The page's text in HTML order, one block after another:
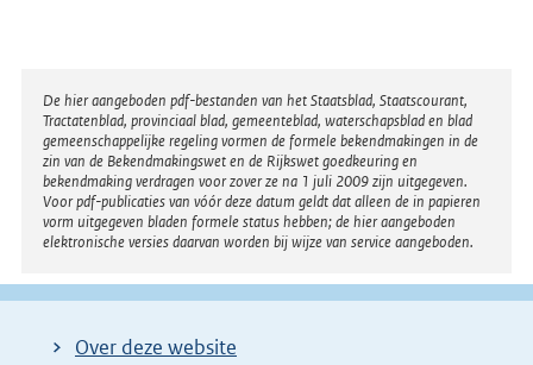
Disclaimer
De hier aangeboden pdf-bestanden van het Staatsblad, Staatscourant,
Tractatenblad, provinciaal blad, gemeenteblad, waterschapsblad en blad
gemeenschappelijke regeling vormen de formele bekendmakingen in de
zin van de Bekendmakingswet en de Rijkswet goedkeuring en
bekendmaking verdragen voor zover ze na 1 juli 2009 zijn uitgegeven.
Voor pdf-publicaties van vóór deze datum geldt dat alleen de in papieren
vorm uitgegeven bladen formele status hebben; de hier aangeboden
elektronische versies daarvan worden bij wijze van service aangeboden.
Over deze website